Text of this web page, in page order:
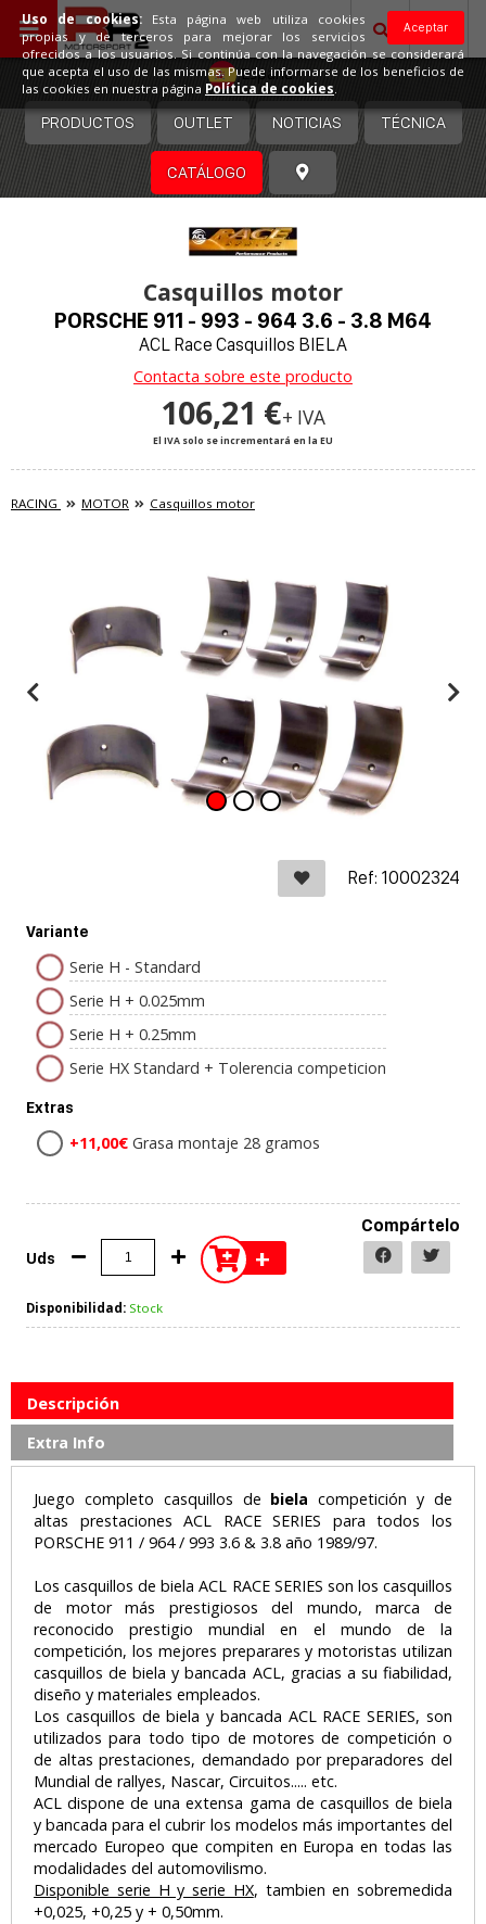
España
PRODUCTOS OUTLET NOTICIAS TÉCNICA
CATÁLOGO
Casquillos motor
PORSCHE 911 - 993 - 964 3.6 - 3.8 M64
ACL Race Casquillos BIELA
Contacta sobre este producto
106,21 €+ IVA
El IVA solo se incrementará en la EU
RACING MOTOR Casquillos motor
Ref: 10002324
Variante
Serie H - Standard
Serie H + 0.025mm
Serie H + 0.25mm
Serie HX Standard + Tolerencia competicion
Extras
+11,00€ Grasa montaje 28 gramos
Uds +
Compártelo
Disponibilidad: Stock
Descripción
Extra Info
Juego completo casquillos de biela competición y de
altas prestaciones ACL RACE SERIES para todos los
PORSCHE 911 / 964 / 993 3.6 & 3.8 año 1989/97.
Los casquillos de biela ACL RACE SERIES son los casquillos
de motor más prestigiosos del mundo, marca de
reconocido prestigio mundial en el mundo de la
competición, los mejores preparares y motoristas utilizan
casquillos de biela y bancada ACL, gracias a su fiabilidad,
diseño y materiales empleados.
Los casquillos de biela y bancada ACL RACE SERIES, son
utilizados para todo tipo de motores de competición o
de altas prestaciones, demandado por preparadores del
Mundial de rallyes, Nascar, Circuitos..... etc.
ACL dispone de una extensa gama de casquillos de biela
y bancada para el cubrir los modelos más importantes del
mercado Europeo que compiten en Europa en todas las
modalidades del automovilismo.
Disponible serie H y serie HX, tambien en sobremedida
+0,025, +0,25 y + 0,50mm.
Aceptar
Uso de cookies:Esta página web utiliza cookies
propias y de terceros para mejorar los servicios
ofrecidos a los usuarios. Si continúa con la navegación se considerará
que acepta el uso de las mismas. Puede informarse de los beneficios de
las cookies en nuestra página Política de cookies.